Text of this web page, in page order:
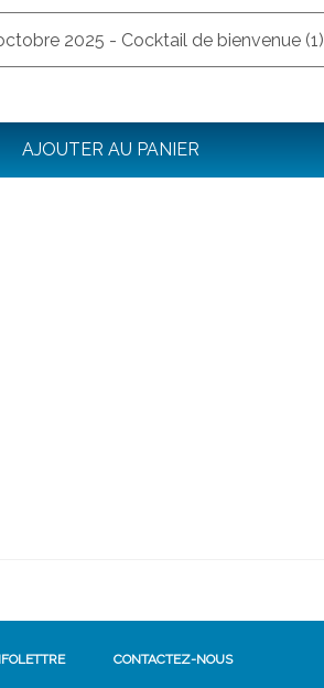
2025 - Cocktail de bienvenue (1)
AJOUTER AU PANIER
CONTACTEZ-NOUS